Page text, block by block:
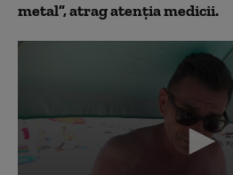
metal”, atrag atenția medicii.